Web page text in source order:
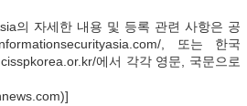
의 자세한 내용 및 등록 관련 사항은 공
, 또는 한국
에서 각각 영문, 국문으로